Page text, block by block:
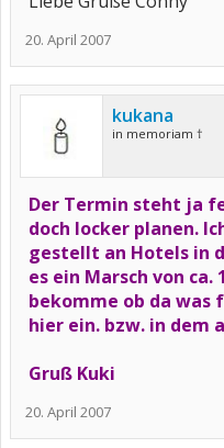
20. April 2007
kukana
in memoriam †
Der Termin steht ja
doch locker planen.
gestellt an Hotels in
es ein Marsch von ca.
bekomme ob da
hier ein. bzw. in dem
Gruß Kuki
20. April 2007